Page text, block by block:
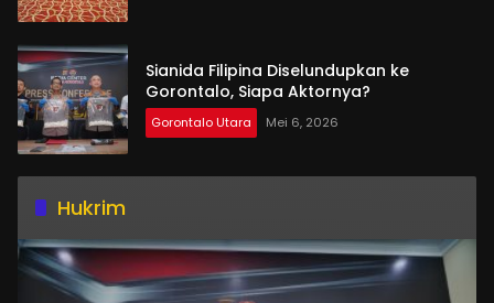
Sianida Filipina Diselundupkan ke
Gorontalo, Siapa Aktornya?
Gorontalo Utara Mei 6, 2026
Hukrim